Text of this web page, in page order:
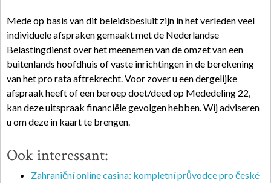
Mede op basis van dit beleidsbesluit zijn in het verleden veel
individuele afspraken gemaakt met de Nederlandse
Belastingdienst over het meenemen van de omzet van een
buitenlands hoofdhuis of vaste inrichtingen in de berekening
van het pro rata aftrekrecht. Voor zover u een dergelijke
afspraak heeft of een beroep doet/deed op Mededeling 22,
kan deze uitspraak financiële gevolgen hebben. Wij adviseren
u om deze in kaart te brengen.
Ook interessant:
Zahraniční online casina: kompletní průvodce pro české